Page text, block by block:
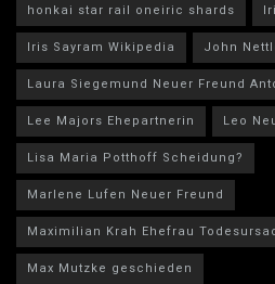
honkai star rail oneiric shards
Iris Sayram Wikipedia
John
Laura Siegemund Neuer Freund
Lee Majors Ehepartnerin
Leo
Lisa Maria Potthoff Scheidung?
Marlene Lufen Neuer Freund
Maximilian Krah Ehefrau
Max Mutzke geschieden